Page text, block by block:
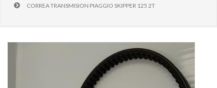
CORREA TRANSMISION PIAGGIO SKIPPER 125 2T